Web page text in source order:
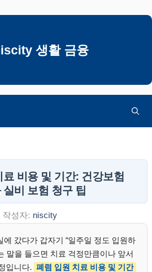
생활 금융
비용 및 기간: 건강보험
비 보험 청구 팁
작성자: niscity
에 갔다가 갑자기 “일주일 정도 입원하
말을 들으면 치료 걱정만큼이나 앞서
입니다. 폐렴 입원 치료 비용 및 기간